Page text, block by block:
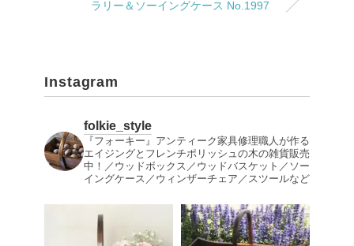
ラリー＆ソーイングケース No.1997
Instagram
folkie_style
『フォーキー』アンティーク家具修理職人が作る
エイジングとフレンチポリッシュの木の雑貨販売
中！／ウッドボックス／ウッドバスケット／ソー
イングケース／ウィンザーチェア／スツールなど